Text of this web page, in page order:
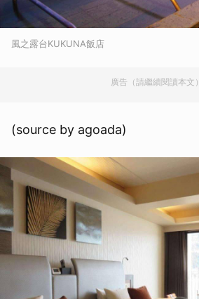
風之露台KUKUNA飯店
廣告（請繼續閱讀本文）
(source by agoada)